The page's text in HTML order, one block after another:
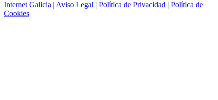
Internet Galicia | Aviso Legal | Política de Privacidad | Política de
Cookies